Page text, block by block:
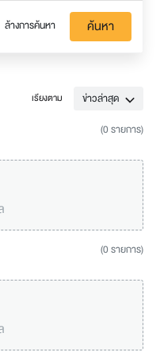
ล้างการค้นหา ค้นหา
เรียงตาม ข่าวล่าสุด
(0 รายการ)
(0 รายการ)